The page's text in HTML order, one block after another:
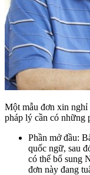
Một mẫu đơn xin nghỉ
pháp lý cần có những
Phần mở đầu:
quốc ngữ, sau
có thể bổ sung
đơn này đang